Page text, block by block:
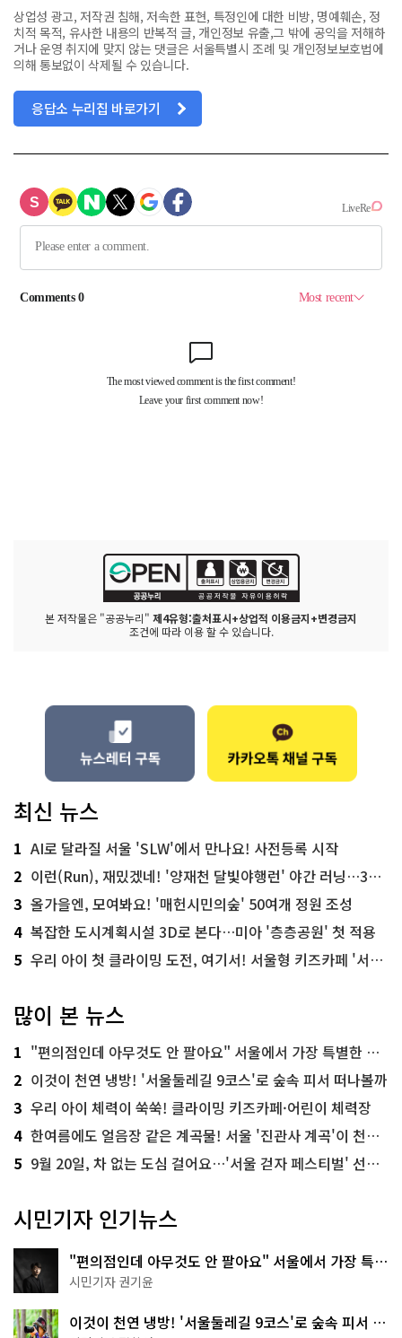
상업성 광고, 저작권 침해, 저속한 표현, 특정인에 대한 비방, 명예훼손, 정
치적 목적, 유사한 내용의 반복적 글, 개인정보 유출,그 밖에 공익을 저해하
거나 운영 취지에 맞지 않는 댓글은 서울특별시 조례 및 개인정보보호법에
의해 통보없이 삭제될 수 있습니다.
응답소 누리집 바로가기
본 저작물은 "공공누리" 제4유형:출처표시+상업적 이용금지+변경금지
조건에 따라 이용 할 수 있습니다.
최신 뉴스
1 AI로 달라질 서울 'SLW'에서 만나요! 사전등록 시작
2 이런(Run), 재밌겠네! '양재천 달빛야행런' 야간 러닝…300명 모집
3 올가을엔, 모여봐요! '매헌시민의숲' 50여개 정원 조성
4 복잡한 도시계획시설 3D로 본다…미아 '층층공원' 첫 적용
5 우리 아이 첫 클라이밍 도전, 여기서! 서울형 키즈카페 '서울가족플라자점'
많이 본 뉴스
1 "편의점인데 아무것도 안 팔아요" 서울에서 가장 특별한 편의점의 정체
2 이것이 천연 냉방! '서울둘레길 9코스'로 숲속 피서 떠나볼까
3 우리 아이 체력이 쑥쑥! 클라이밍 키즈카페·어린이 체력장
4 한여름에도 얼음장 같은 계곡물! 서울 '진관사 계곡'이 천국이네~
5 9월 20일, 차 없는 도심 걸어요…'서울 걷자 페스티벌' 선착순 5천명
시민기자 인기뉴스
"편의점인데 아무것도 안 팔아요" 서울에서 가장 특별
한 편의점의 정체
시민기자 권기윤
이것이 천연 냉방! '서울둘레길 9코스'로 숲속 피서 떠